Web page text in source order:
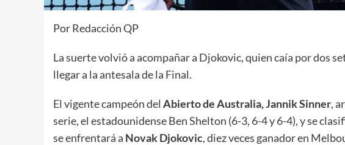
Por Redacción QP
La suerte volvió a acompañar a Djokovic, quien caía por dos
llegar a la antesala de la Final.
El vigente campeón del Abierto de Australia, Jannik Sinner,
serie, el estadounidense Ben Shelton (6-3, 6-4 y 6-4), y se
se enfrentará a Novak Djokovic, diez veces ganador en